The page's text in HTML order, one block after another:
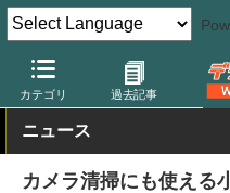
カテゴリ 過去記事
デジカメ Watch 撮影用品
ニュース
カメラ清掃にも使える